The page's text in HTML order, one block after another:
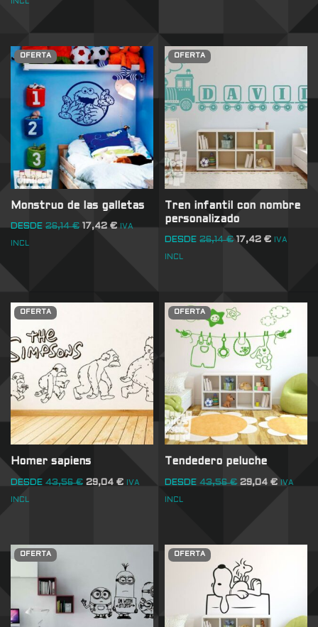
OFERTA
Monstruo de las galletas
DESDE 26,14€ 17,42€ IVA
INCL
OFERTA
Tren infantil con nombre
personalizado
DESDE 26,14€ 17,42€ IVA
INCL
OFERTA
Homer sapiens
DESDE 43,56€ 29,04 € IVA
INCL
OFERTA
Tendedero peluche
DESDE 43,56€ 29,04€ IVA
INCL
OFERTA OFERTA